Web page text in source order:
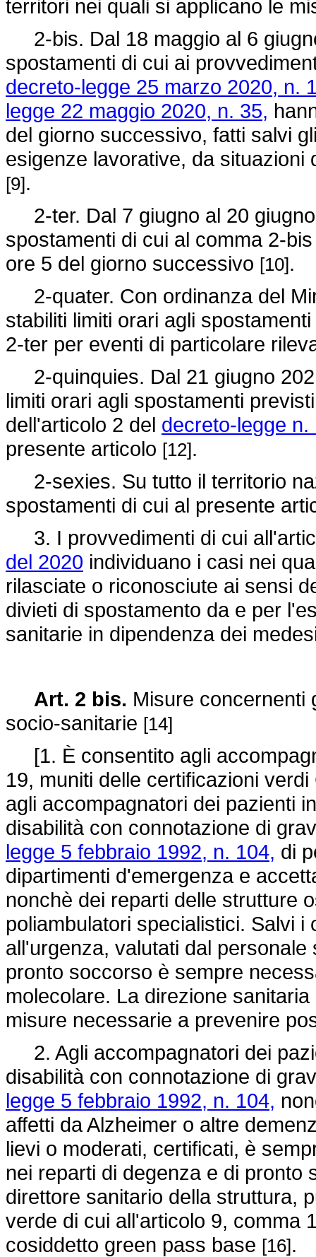
territori nei quali si applicano le
2-bis. Dal 18 maggio al 6
spostamenti di cui ai
decreto-legge 25 marzo 2020, n.
legge 22 maggio 2020, n. 35,
del giorno successivo, fatti salvi
esigenze lavorative, da
[9].
2-ter. Dal 7 giugno al 20
spostamenti di cui al comma 2-
ore 5 del giorno successivo [10].
2-quater. Con ordinanza del
stabiliti limiti orari agli
2-ter per eventi di particolare
2-quinquies. Dal 21 giugno
limiti orari agli spostamenti
dell'articolo 2 del decreto-legge n.
presente articolo [12].
2-sexies. Su tutto il territorio
spostamenti di cui al presente
3. I provvedimenti di cui
del 2020 individuano i casi nei
rilasciate o riconosciute ai sensi
divieti di spostamento da e per
sanitarie in dipendenza dei
Art. 2 bis. Misure concernenti
socio-sanitarie [14]
[1. È consentito agli
19, muniti delle certificazioni
agli accompagnatori dei pazienti
disabilità con connotazione di
legge 5 febbraio 1992, n. 104, di
dipartimenti d'emergenza e
nonchè dei reparti delle strutture
poliambulatori specialistici. Salvi
all'urgenza, valutati dal
pronto soccorso è sempre
molecolare. La direzione
misure necessarie a prevenire
2. Agli accompagnatori dei
disabilità con connotazione di
legge 5 febbraio 1992, n. 104,
affetti da Alzheimer o altre
lievi o moderati, certificati, è
nei reparti di degenza e di pronto
direttore sanitario della struttura,
verde di cui all'articolo 9, comma
cosiddetto green pass base [16].